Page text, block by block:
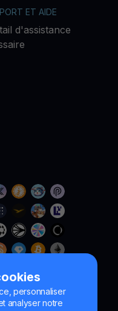
personnaliser
analyser notre
ET AIDE
d'assistance